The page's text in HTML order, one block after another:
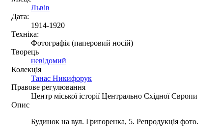
Львів
Дата:
1914-1920
Техніка:
Фотографія (паперовий носій)
Творець
невідомий
Колекція
Танас Никифорук
Правове регулювання
Центр міської історії Центрально Східної Європи
Опис
Будинок на вул. Григоренка, 5. Репродукція фото.